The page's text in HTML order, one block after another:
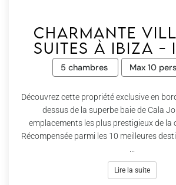
Charmante
suites à Ibiza -
5 chambres Max 10
Découvrez cette propriété exclusive en
dessus de la superbe baie de Cala
emplacements les plus prestigieux de la
Récompensée parmi les 10 meilleures
Lire la suite